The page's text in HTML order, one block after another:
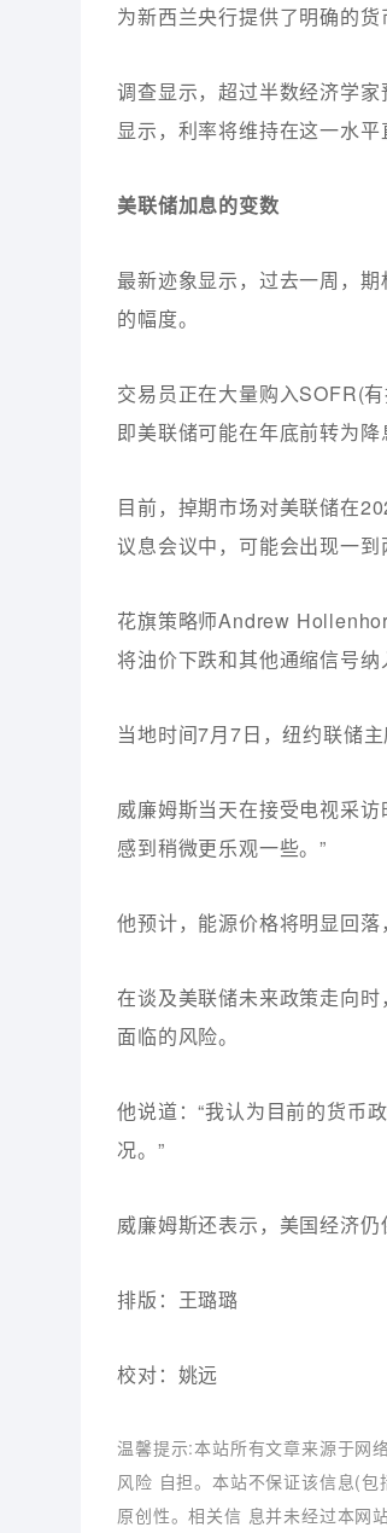
为新西兰央行提供了明确的货
调查显示，超过半数经济学
显示，利率将维持在这一水
美联储加息的变数
最新迹象显示，过去一周，
的幅度。
交易员正在大量购入SOFR(
即美联储可能在年底前转为降
目前，掉期市场对美联储在
议息会议中，可能会出现一到
花旗策略师Andrew
将油价下跌和其他通缩信号纳
当地时间7月7日，纽约联储
威廉姆斯当天在接受电视采
感到稍微更乐观一些。”
他预计，能源价格将明显回落
在谈及美联储未来政策走向
面临的风险。
他说道：“我认为目前的货币
况。”
威廉姆斯还表示，美国经济
排版：王璐璐
校对：姚远
温馨提示:本站所有文章来源于网
风险 自担。本站不保证该信息(包
原创性。相关信 息并未经过本网站